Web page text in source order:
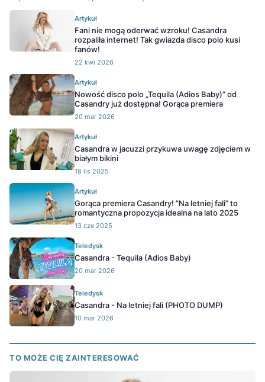
Artykuł
Fani nie mogą oderwać wzroku! Casandra
rozpaliła internet! Tak gwiazda disco polo kusi
fanów!
22 kwi 2026
Artykuł
Nowość disco polo „Tequila (Adios Baby)” od
Casandry już dostępna! Gorąca premiera
20 mar 2026
Artykuł
Casandra w jacuzzi przykuwa uwagę zdjęciem w
białym bikini
18 lis 2025
Artykuł
Gorąca premiera Casandry! ”Na letniej fali” to
romantyczna propozycja idealna na lato 2025
13 cze 2025
Teledysk
Casandra - Tequila (Adios Baby)
20 mar 2026
Teledysk
Casandra - Na letniej fali (PHOTO DUMP)
10 mar 2026
TO MOŻE CIĘ ZAINTERESOWAĆ